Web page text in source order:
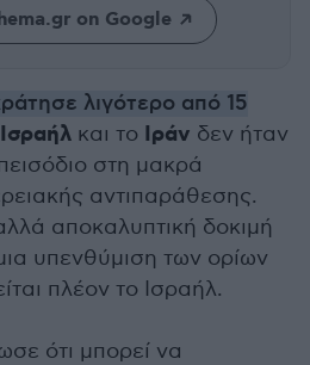
on Google
λιγότερο από 15
Ισραήλ και το Ιράν δεν ήταν
στη μακρά
αντιπαράθεσης.
αποκαλυπτική δοκιμή
υπενθύμιση των ορίων
πλέον το Ισραήλ.
ότι μπορεί να